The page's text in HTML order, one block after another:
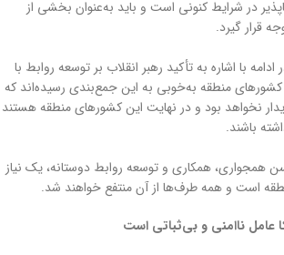
در شرایط کنونی است و باید به‌عنوان بخشی از
قرار گیرد.
با اشاره به تأکید رهبر انقلاب بر توسعه روابط با
منطقه به‌خوبی به این جمع‌بندی رسیده‌اند که
نخواهد بود و در نهایت این کشورهای منطقه هستند
باشند.
همجواری، همکاری و توسعه روابط دوستانه، یک نیاز
است و همه طرف‌ها از آن منتفع خواهند شد.
عامل ناامنی و بی‌ثباتی است